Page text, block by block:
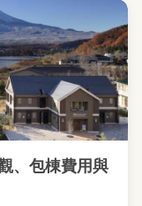
、包棟費用與